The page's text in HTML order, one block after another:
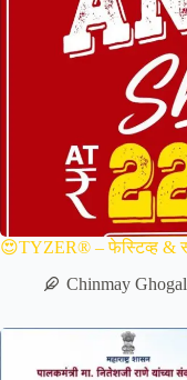
😍TYZER® – फेस्टिव्ह &
Chinmay